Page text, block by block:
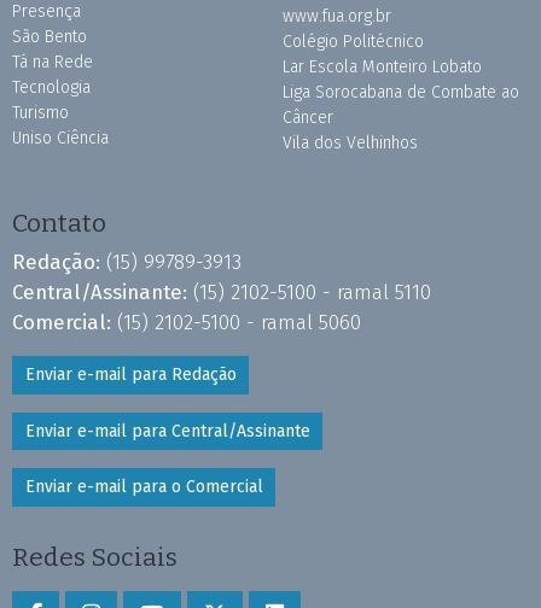
Presença
São Bento
Tá na Rede
Tecnologia
Turismo
Uniso Ciência
www.fua.org.br
Colégio Politécnico
Lar Escola Monteiro Lobato
Liga Sorocabana de Combate ao
Câncer
Vila dos Velhinhos
Contato
Redação: (15) 99789-3913
Central/Assinante: (15) 2102-5100 - ramal 5110
Comercial: (15) 2102-5100 - ramal 5060
Enviar e-mail para Redação
Enviar e-mail para Central/Assinante
Enviar e-mail para o Comercial
Redes Sociais